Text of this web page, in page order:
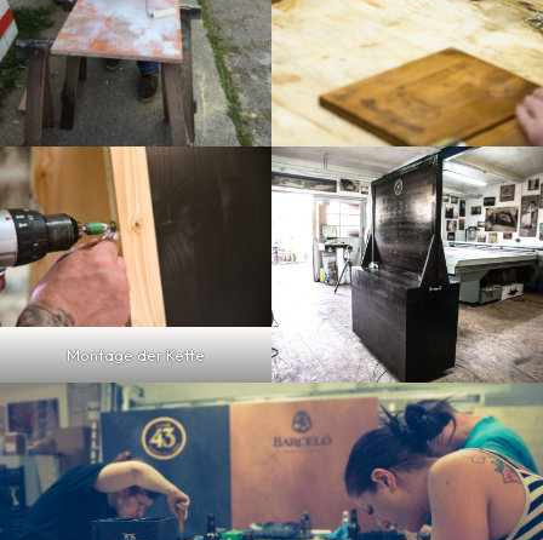
Montage der Kette